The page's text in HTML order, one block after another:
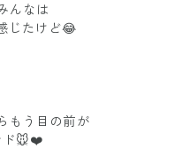
んなは
じたけど😂
もう目の前が
ド🐭❤️